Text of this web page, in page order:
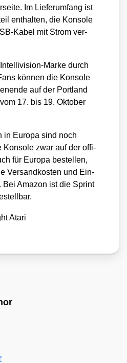
Im Lie­fer­um­fang ist
ent­hal­ten, die Kon­so­le
Kabel mit Strom ver­
Mar­ke durch
kön­nen die Kon­so­le
auf der Port­land
17. bis 19. Okto­ber
in Euro­pa sind noch
Kon­so­le zwar auf der offi­
für Euro­pa bestel­len,
Ver­sand­kos­ten und Ein­
Bei Ama­zon ist die Sprint
Ata­ri